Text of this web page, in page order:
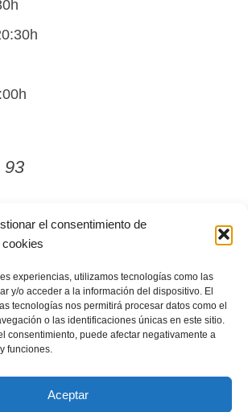
el consentimiento de
cookies
experiencias, utilizamos tecnologías como las
y/o acceder a la información del dispositivo. El
tecnologías nos permitirá procesar datos como el
o las identificaciones únicas en este sitio.
consentimiento, puede afectar negativamente a
funciones.
Aceptar
93
de la Plana